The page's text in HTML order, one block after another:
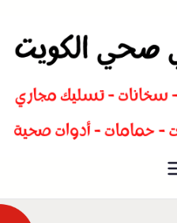
سباك صحي تسليك مجاري افضل